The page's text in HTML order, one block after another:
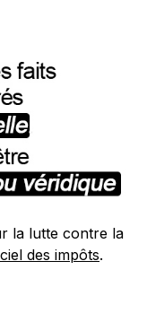
la lutte contre la
des impôts.